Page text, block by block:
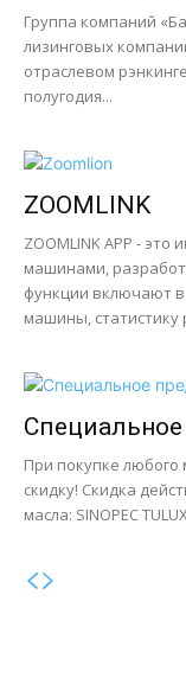
Группа компаний
лизинговых
отраслевом
полугодия...
ZOOMLINK
ZOOMLINK APP -
машинами,
функции включают
машины,
При покупке любого
скидку! Скидка
масла: SINOPEC